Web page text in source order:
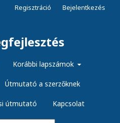
Korábbi lapszámok
Útmutató a szerzőknek
útmutató Kapcsolat
Regisztráció Bejelentkezés